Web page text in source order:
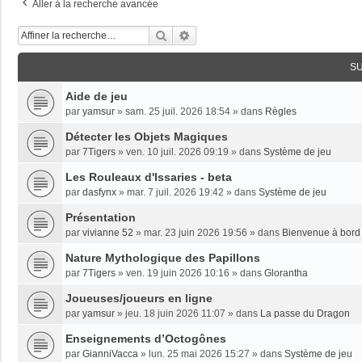
Aller à la recherche avancée
Rechercher
Aide de jeu
par yamsur » sam. 25 juil. 2026 18:54 » dans Règles
Détecter les Objets Magiques
par 7Tigers » ven. 10 juil. 2026 09:19 » dans Système de jeu
Les Rouleaux d'Issaries - beta
par dasfynx » mar. 7 juil. 2026 19:42 » dans Système de jeu
Présentation
par vivianne 52 » mar. 23 juin 2026 19:56 » dans Bienvenue à bord
Nature Mythologique des Papillons
par 7Tigers » ven. 19 juin 2026 10:16 » dans Glorantha
Joueuses/joueurs en ligne
par yamsur » jeu. 18 juin 2026 11:07 » dans La passe du Dragon
Enseignements dʼOctogônes
par GianniVacca » lun. 25 mai 2026 15:27 » dans Système de jeu